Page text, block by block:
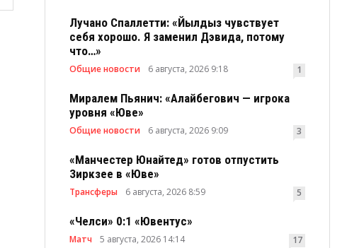
Лучано Спаллетти: «Йылдыз чувствует
себя хорошо. Я заменил Дэвида, потому
что…»
Общие новости 6 августа, 2026 9:18 1
Миралем Пьянич: «Алайбегович — игрока
уровня «Юве»
Общие новости 6 августа, 2026 9:09 3
«Манчестер Юнайтед» готов отпустить
Зиркзее в «Юве»
Трансферы 6 августа, 2026 8:59 5
«Челси» 0:1 «Ювентус»
Матч 5 августа, 2026 14:14 17